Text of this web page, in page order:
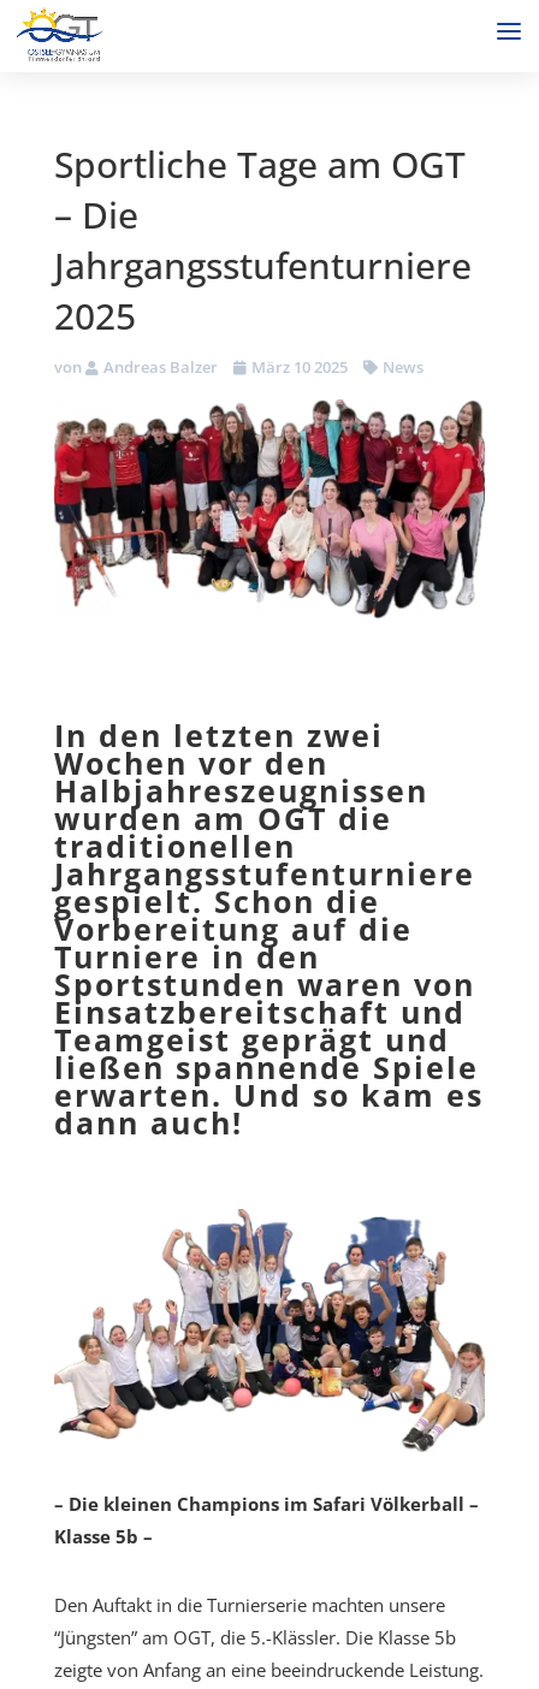
Sportliche Tage am OGT
– Die
Jahrgangsstufenturniere
2025
von Andreas Balzer März 10 2025 News
In den letzten zwei
Wochen vor den
Halbjahreszeugnissen
wurden am OGT die
traditionellen
Jahrgangsstufenturniere
gespielt. Schon die
Vorbereitung auf die
Turniere in den
Sportstunden waren von
Einsatzbereitschaft und
Teamgeist geprägt und
ließen spannende Spiele
erwarten. Und so kam es
dann auch!
– Die kleinen Champions im Safari Völkerball –
Klasse 5b –
Den Auftakt in die Turnierserie machten unsere
“Jüngsten” am OGT, die 5.-Klässler. Die Klasse 5b
zeigte von Anfang an eine beeindruckende Leistung.